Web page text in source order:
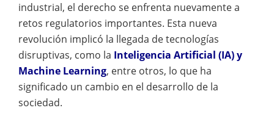
industrial, el derecho se enfrenta nuevamente a
retos regulatorios importantes. Esta nueva
revolución implicó la llegada de tecnologías
disruptivas, como la Inteligencia Artificial (IA) y
Machine Learning, entre otros, lo que ha
significado un cambio en el desarrollo de la
sociedad.